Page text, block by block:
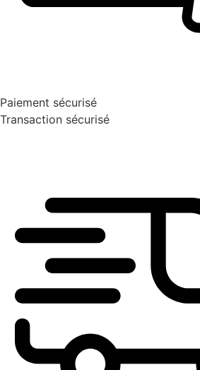
Paiement sécurisé
Transaction sécurisé